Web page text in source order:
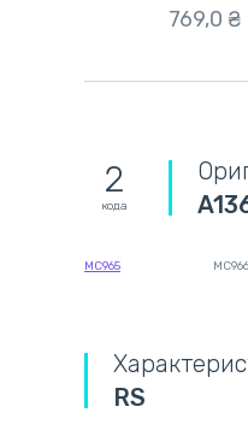
769,0 ₴
2
кода
MC965 MC966
RS